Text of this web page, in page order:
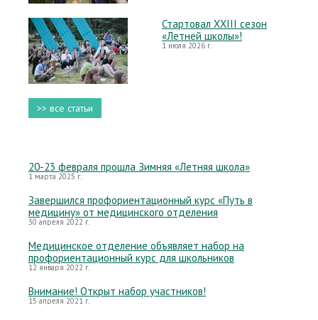
Стартовал XXIII сезон
«Летней школы»!
1 июля 2026 г.
>> все статьи
20-23 февраля прошла Зимняя «Летняя школа»
1 марта 2025 г.
Завершился профориентационный курс «Путь в
медицину» от медицинского отделения
30 апреля 2022 г.
Медицинское отделение объявляет набор на
профориентационный курс для школьников
12 января 2022 г.
Внимание! Открыт набор участников!
15 апреля 2021 г.